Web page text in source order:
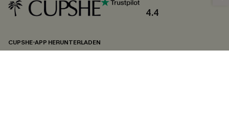
4.4
CUPSHE-APP HERUNTERLADEN